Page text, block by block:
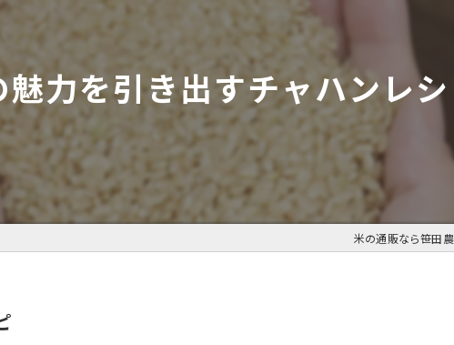
おぼ
魅力を引き出すチャハンレ
米の通販なら笹田